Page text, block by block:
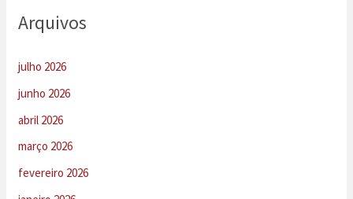
Arquivos
julho 2026
junho 2026
abril 2026
março 2026
fevereiro 2026